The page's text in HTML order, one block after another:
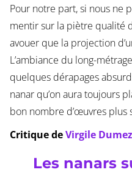
Pour notre part, si nous ne
mentir sur la piètre qualité
avouer que la projection
L’ambiance du long-
quelques dérapages
nanar qu’on aura toujours
bon nombre d’œuvres plus
Critique deVirgile Dumez
Les nanars